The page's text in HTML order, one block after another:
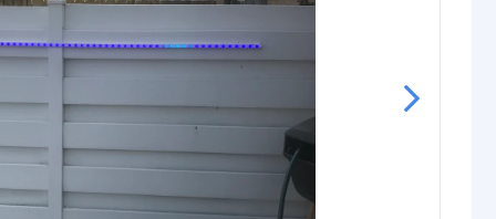
Premium: 0,212 watt
Pro: 0,190 watt
12V of 24V
IP67